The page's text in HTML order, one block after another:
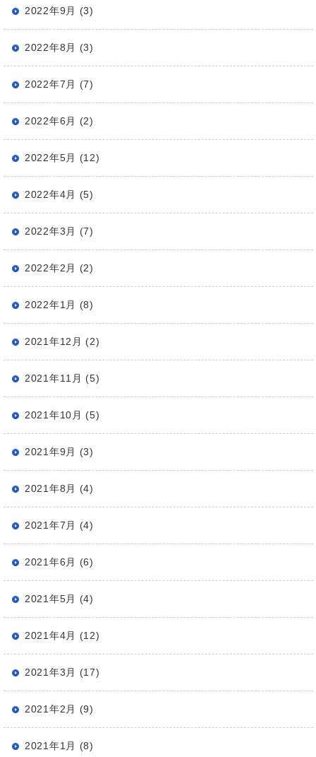
2022年9月 (3)
2022年8月 (3)
2022年7月 (7)
2022年6月 (2)
2022年5月 (12)
2022年4月 (5)
2022年3月 (7)
2022年2月 (2)
2022年1月 (8)
2021年12月 (2)
2021年11月 (5)
2021年10月 (5)
2021年9月 (3)
2021年8月 (4)
2021年7月 (4)
2021年6月 (6)
2021年5月 (4)
2021年4月 (12)
2021年3月 (17)
2021年2月 (9)
2021年1月 (8)